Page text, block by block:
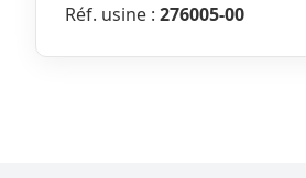
Réf. usine : 276005-00